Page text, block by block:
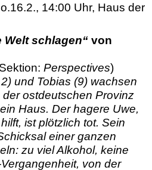
14:00 Uhr, Haus der
Welt schlagen“ von
Perspectives)
und Tobias (9) wachsen
ostdeutschen Provinz
Haus. Der hagere Uwe,
ist plötzlich tot. Sein
einer ganzen
zu viel Alkohol, keine
von der